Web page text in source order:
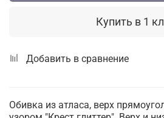
Купить в 1
Добавить в сравнение
Обивка из атласа, верх